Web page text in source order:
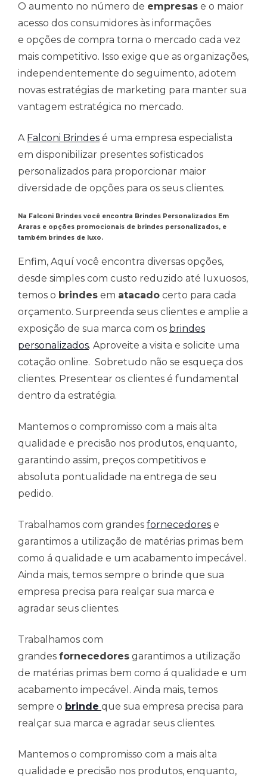
O aumento no número de empresas e o maior
acesso dos consumidores às informações
e opções de compra torna o mercado cada vez
mais competitivo. Isso exige que as organizações,
independentemente do seguimento, adotem
novas estratégias de marketing para manter sua
vantagem estratégica no mercado.
A Falconi Brindes é uma empresa especialista
em disponibilizar presentes sofisticados
personalizados para proporcionar maior
diversidade de opções para os seus clientes.
Na Falconi Brindes você encontra Brindes Personalizados Em
Araras e opções promocionais de brindes personalizados, e
também brindes de luxo.
Enfim, Aquí você encontra diversas opções,
desde simples com custo reduzido até luxuosos,
temos o brindes em atacado certo para cada
orçamento. Surpreenda seus clientes e amplie a
exposição de sua marca com os brindes
personalizados. Aproveite a visita e solicite uma
cotação online. Sobretudo não se esqueça dos
clientes. Presentear os clientes é fundamental
dentro da estratégia.
Mantemos o compromisso com a mais alta
qualidade e precisão nos produtos, enquanto,
garantindo assim, preços competitivos e
absoluta pontualidade na entrega de seu
pedido.
Trabalhamos com grandes fornecedores e
garantimos a utilização de matérias primas bem
como á qualidade e um acabamento impecável.
Ainda mais, temos sempre o brinde que sua
empresa precisa para realçar sua marca e
agradar seus clientes.
Trabalhamos com
grandes fornecedores garantimos a utilização
de matérias primas bem como á qualidade e um
acabamento impecável. Ainda mais, temos
sempre o brinde que sua empresa precisa para
realçar sua marca e agradar seus clientes.
Mantemos o compromisso com a mais alta
qualidade e precisão nos produtos, enquanto,